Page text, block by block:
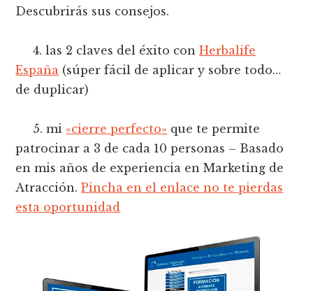
Descubrirás sus consejos.
4. las 2 claves del éxito conHerbalife
España (súper fácil de aplicar y sobre todo…
de duplicar)
5. mi «cierre perfecto» que te permite
patrocinar a 3 de cada 10 personas – Basado
en mis años de experiencia en Marketing de
Atracción.Pincha en el enlace no te pierdas
esta oportunidad